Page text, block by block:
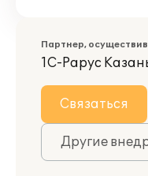
Партнер,
1С-Рарус
Связаться
Другие